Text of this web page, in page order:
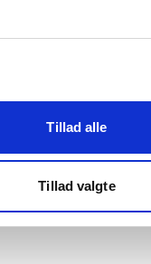
Tillad alle
Tillad valgte